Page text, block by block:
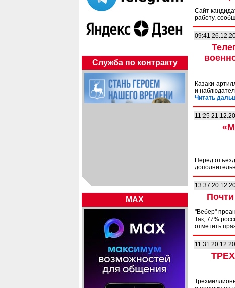
Служба по контракту
MAX
Сайт
работу,
09:41
Казаки-
и
Читать
11:25
Перед
13:37
"Вебер"
Так, 77%
отметить
11:31